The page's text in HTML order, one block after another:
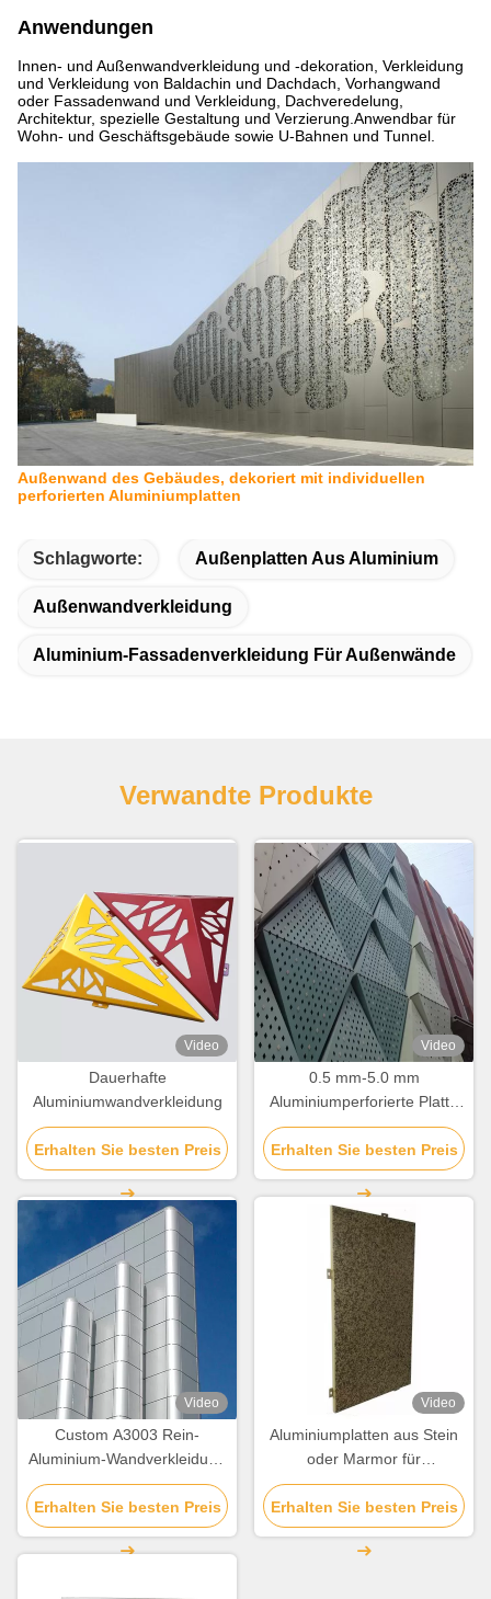
Anwendungen
Innen- und Außenwandverkleidung und -dekoration, Verkleidung
und Verkleidung von Baldachin und Dachdach, Vorhangwand
oder Fassadenwand und Verkleidung, Dachveredelung,
Architektur, spezielle Gestaltung und Verzierung.Anwendbar für
Wohn- und Geschäftsgebäude sowie U-Bahnen und Tunnel.
Außenwand des Gebäudes, dekoriert mit individuellen
perforierten Aluminiumplatten
Schlagworte: Außenplatten Aus Aluminium
Außenwandverkleidung
Aluminium-Fassadenverkleidung Für Außenwände
Verwandte Produkte
Video
Dauerhafte
Aluminiumwandverkleidung
Erhalten Sie besten Preis
Video
0.5 mm-5.0 mm
Aluminiumperforierte Platte
für Wohngebäude
Erhalten Sie besten Preis
Video
Custom A3003 Rein-
Aluminium-Wandverkleidung
für Fassadendekoration
Erhalten Sie besten Preis
Video
Aluminiumplatten aus Stein
oder Marmor für
Wandbeschichtung und
Dekoration
Erhalten Sie besten Preis